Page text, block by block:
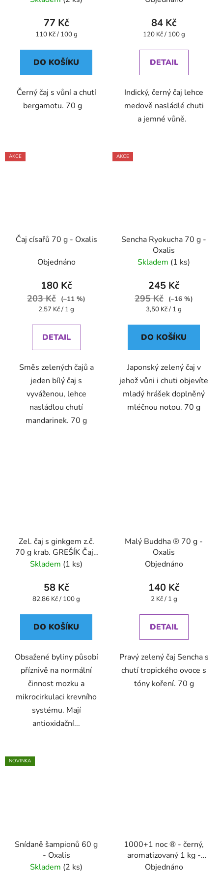
77 Kč
Měrná
110 Kč / 100 g
DO KOŠÍKU
Černý čaj s vůní a chutí
bergamotu. 70 g
84 Kč
Měrná
120 Kč / 100 g
DETAIL
Indický, černý čaj lehce
medově nasládlé chuti
a jemné vůně.
AKCE
Čaj císařů 70 g - Oxalis
Objednáno
180 Kč
203 Kč
(–11 %)
Měrná
2,57 Kč / 1 g
DETAIL
Směs zelených čajů a
jeden bílý čaj s
vyváženou, lehce
nasládlou chutí
mandarinek. 70 g
AKCE
Sencha Ryokucha 70 g -
Oxalis
Skladem (1 ks)
245 Kč
295 Kč
(–16 %)
Měrná
3,50 Kč / 1 g
DO KOŠÍKU
Japonský zelený čaj v
jehož vůni i chuti objevíte
mladý hrášek doplněný
mléčnou notou. 70 g
Zel. čaj s ginkgem z.č.
70 g krab. GREŠÍK Čaje
4 světadílů
Skladem (1 ks)
58 Kč
Měrná
82,86 Kč / 100 g
DO KOŠÍKU
Obsažené byliny působí
příznivě na normální
činnost mozku a
mikrocirkulaci krevního
systému. Mají
antioxidační...
Malý Buddha ® 70 g -
Oxalis
Objednáno
140 Kč
Měrná
2 Kč / 1 g
DETAIL
Pravý zelený čaj Sencha s
chutí tropického ovoce s
tóny koření. 70 g
NOVINKA
Snídaně šampionů 60 g
- Oxalis
Skladem (2 ks)
1000+1 noc ® - černý,
aromatizovaný 1 kg -
Oxalis
Objednáno